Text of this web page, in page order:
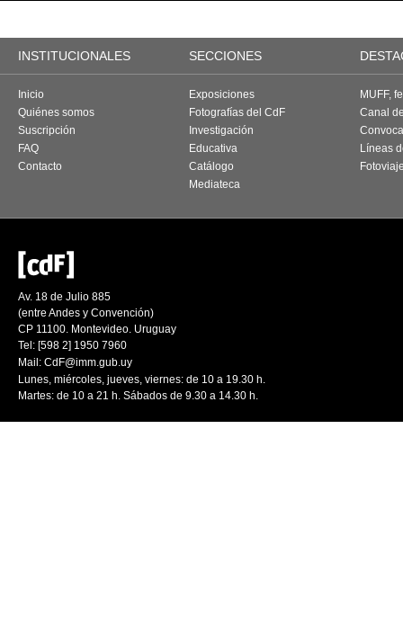
INSTITUCIONALES SECCIONES
Inicio
Quiénes somos
Suscripción
FAQ
Contacto
Exposiciones
Fotografías del CdF
Investigación
Educativa
Catálogo
Mediateca
MUFF,
Canal
Líneas
Av. 18 de Julio 885
(entre Andes y Convención)
CP 11100. Montevideo. Uruguay
Tel: [598 2] 1950 7960
Mail: CdF@imm.gub.uy
Lunes, miércoles, jueves, viernes: de 10 a 19.30 h.
Martes: de 10 a 21 h. Sábados de 9.30 a 14.30 h.